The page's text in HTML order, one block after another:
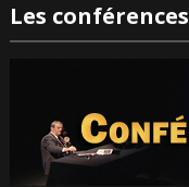
Les conférences